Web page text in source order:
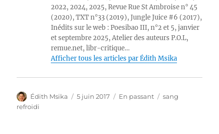
2022, 2024, 2025, Revue Rue St Ambroise n° 45
(2020), TXT n°33 (2019), Jungle Juice #6 (2017),
Inédits sur le web : Poesibao III, n°2 et 5, janvier
et septembre 2025, Atelier des auteurs P.O.L,
remue.net, libr-critique…
Afficher tous les articles par Édith Msika
Auteur
Édith Msika
Publié
5 juin 2017 Format
En passant Catégories
sang
refroidi